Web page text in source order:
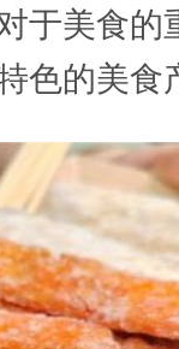
于美食的
色的美食